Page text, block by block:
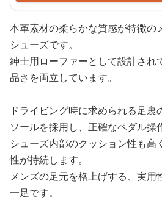
本革素材の柔らかな質感が特徴の
シューズです。
紳士用ローファーとして設計され
品さを両立しています。
ドライビング時に求められる足
ソールを採用し、正確なペダル操
シューズ内部のクッション性も高
性が持続します。
メンズの足元を格上げする、実用
一足です。